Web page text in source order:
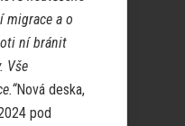
migrace a o
ní bránit
Vše
Nová deska,
pod